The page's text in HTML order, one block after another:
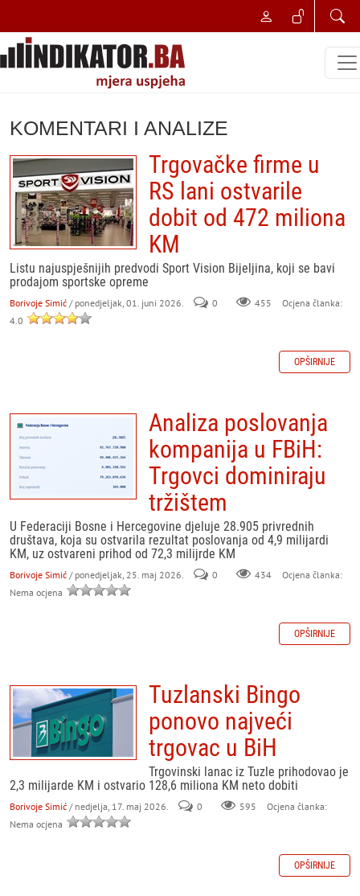
KOMENTARI I ANALIZE
Trgovačke firme u
RS lani ostvarile
dobit od 472 miliona
KM
Listu najuspješnijih predvodi Sport Vision Bijeljina, koji se bavi
prodajom sportske opreme
Borivoje Simić / ponedjeljak, 01. juni 2026. 0 455
Ocjena članka:
4.0
OPŠIRNIJE
Analiza poslovanja
kompanija u FBiH:
Trgovci dominiraju
tržištem
U Federaciji Bosne i Hercegovine djeluje 28.905 privrednih
društava, koja su ostvarila rezultat poslovanja od 4,9 milijardi
KM, uz ostvareni prihod od 72,3 milijrde KM
Borivoje Simić / ponedjeljak, 25. maj 2026. 0 434
Ocjena članka:
Nema ocjena
OPŠIRNIJE
Tuzlanski Bingo
ponovo najveći
trgovac u BiH
Trgovinski lanac iz Tuzle prihodovao je
2,3 milijarde KM i ostvario 128,6 miliona KM neto dobiti
Borivoje Simić / nedjelja, 17. maj 2026. 0 595
Ocjena članka:
Nema ocjena
OPŠIRNIJE